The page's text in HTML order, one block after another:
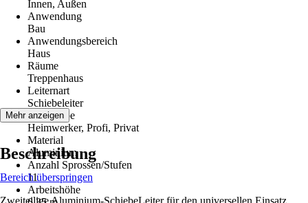
Innen, Außen
Anwendung
Bau
Anwendungsbereich
Haus
Räume
Treppenhaus
Leiternart
Schiebeleiter
Zielgruppe
Heimwerker, Profi, Privat
Material
Aluminium
Anzahl Sprossen/Stufen
11
Arbeitshöhe
Mehr anzeigen
Beschreibung
Bereich überspringen
Zweiteilige Aluminium-SchiebeLeiter für den universellen Einsatz.